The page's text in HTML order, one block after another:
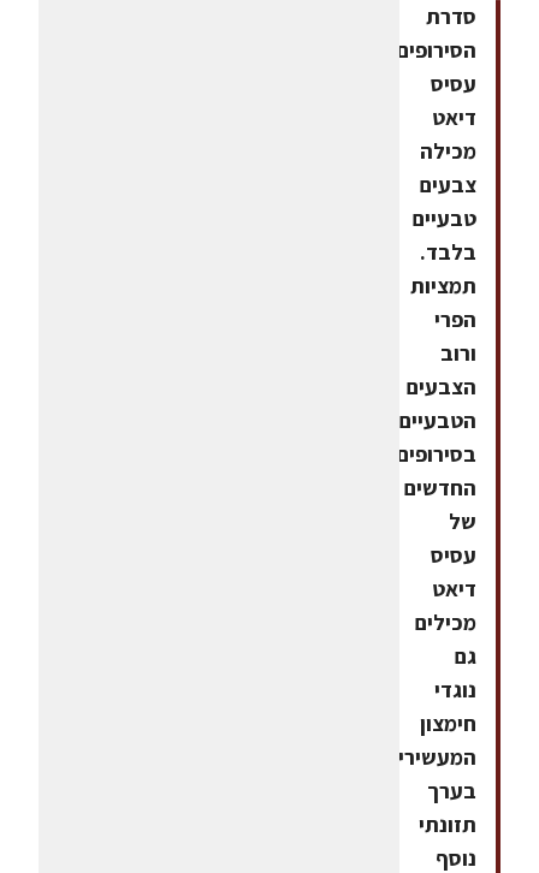
סדרת
הסירופים
עסיס
דיאט
מכילה
צבעים
טבעיים
בלבד.
תמציות
הפרי
ורוב
הצבעים
הטבעיים
בסירופים
החדשים
של
עסיס
דיאט
מכילים
גם
נוגדי
חימצון
המעשירים
בערך
תזונתי
נוסף